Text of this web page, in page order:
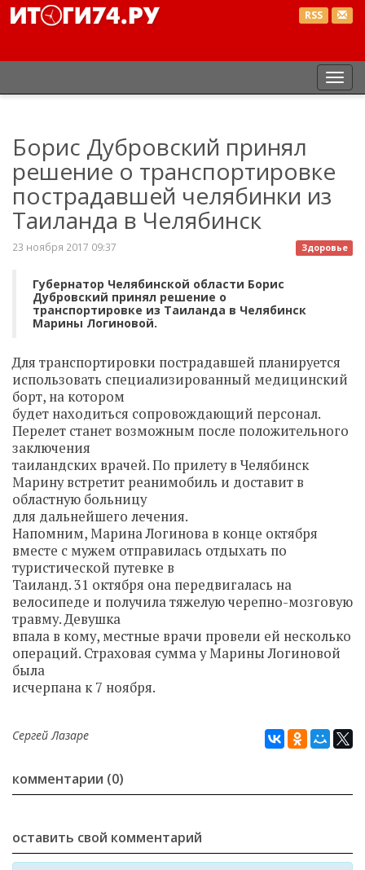
RSS
Борис Дубровский принял
решение о транспортировке
пострадавшей челябинки из
Таиланда в Челябинск
Здоровье
23 ноября 2017 09:37
Губернатор Челябинской области Борис
Дубровский принял решение о
транспортировке из Таиланда в Челябинск
Марины Логиновой.
Для транспортировки пострадавшей планируется
использовать специализированный медицинский
борт, на котором
будет находиться сопровождающий персонал.
Перелет станет возможным после положительного
заключения
таиландских врачей. По прилету в Челябинск
Марину встретит реанимобиль и доставит в
областную больницу
для дальнейшего лечения.
Напомним, Марина Логинова в конце октября
вместе с мужем отправилась отдыхать по
туристической путевке в
Таиланд. 31 октября она передвигалась на
велосипеде и получила тяжелую черепно-мозговую
травму. Девушка
впала в кому, местные врачи провели ей несколько
операций. Страховая сумма у Марины Логиновой
была
исчерпана к 7 ноября.
Сергей Лазаре
комментарии (0)
оставить свой комментарий